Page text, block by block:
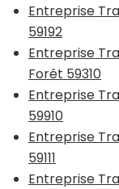
Entreprise
59192
Entreprise
Forêt 59310
Entreprise
59910
Entreprise
59111
Entreprise